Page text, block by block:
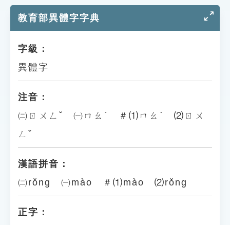
貓頭鷹博士
教育部異體字字典
字級：
異體字
注音：
㈡ㄖㄨㄥˇ ㈠ㄇㄠˋ ＃⑴ㄇㄠˋ ⑵ㄖㄨ
ㄥˇ
漢語拼音：
㈡rǒng ㈠mào ＃⑴mào ⑵rǒng
正字：